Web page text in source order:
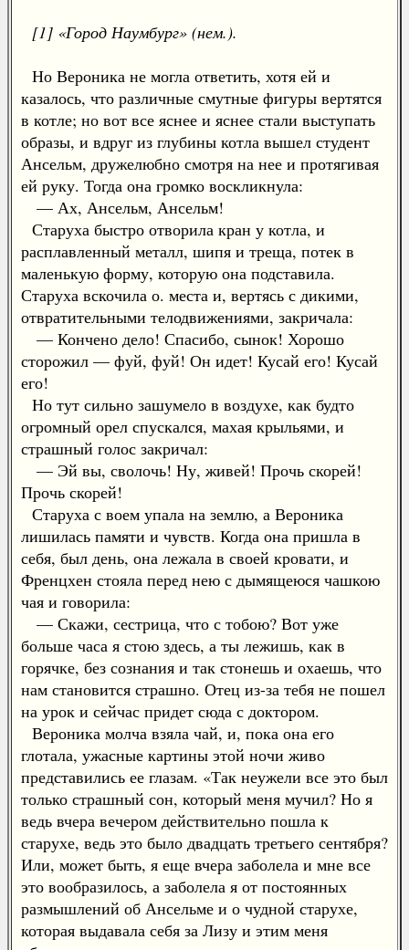
[1] «Город Наумбург» (нем.).
Но Вероника не могла ответить, хотя ей и
казалось, что различные смутные фигуры вертятся
в котле; но вот все яснее и яснее стали выступать
образы, и вдруг из глубины котла вышел студент
Ансельм, дружелюбно смотря на нее и протягивая
ей руку. Тогда она громко воскликнула:
— Ах, Ансельм, Ансельм!
Старуха быстро отворила кран у котла, и
расплавленный металл, шипя и треща, потек в
маленькую форму, которую она подставила.
Старуха вскочила о. места и, вертясь с дикими,
отвратительными телодвижениями, закричала:
— Кончено дело! Спасибо, сынок! Хорошо
сторожил — фуй, фуй! Он идет! Кусай его! Кусай
его!
Но тут сильно зашумело в воздухе, как будто
огромный орел спускался, махая крыльями, и
страшный голос закричал:
— Эй вы, сволочь! Ну, живей! Прочь скорей!
Прочь скорей!
Старуха с воем упала на землю, а Вероника
лишилась памяти и чувств. Когда она пришла в
себя, был день, она лежала в своей кровати, и
Френцхен стояла перед нею с дымящеюся чашкою
чая и говорила:
— Скажи, сестрица, что с тобою? Вот уже
больше часа я стою здесь, а ты лежишь, как в
горячке, без сознания и так стонешь и охаешь, что
нам становится страшно. Отец из-за тебя не пошел
на урок и сейчас придет сюда с доктором.
Вероника молча взяла чай, и, пока она его
глотала, ужасные картины этой ночи живо
представились ее глазам. «Так неужели все это был
только страшный сон, который меня мучил? Но я
ведь вчера вечером действительно пошла к
старухе, ведь это было двадцать третьего сентября?
Или, может быть, я еще вчера заболела и мне все
это вообразилось, а заболела я от постоянных
размышлений об Ансельме и о чудной старухе,
которая выдавала себя за Лизу и этим меня